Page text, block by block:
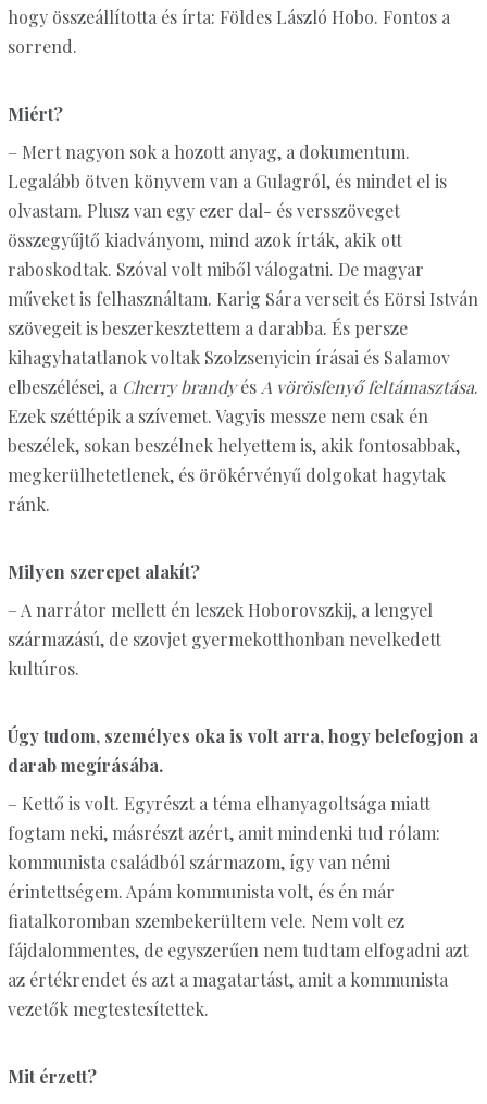
hogy összeállította és írta: Földes László Hobo. Fontos a
sorrend.
Miért?
– Mert nagyon sok a hozott anyag, a dokumentum.
Legalább ötven könyvem van a Gulagról, és mindet el is
olvastam. Plusz van egy ezer dal- és versszöveget
összegyűjtő kiadványom, mind azok írták, akik ott
raboskodtak. Szóval volt miből válogatni. De magyar
műveket is felhasználtam. Karig Sára verseit és Eörsi István
szövegeit is beszerkesztettem a darabba. És persze
kihagyhatatlanok voltak Szolzsenyicin írásai és Salamov
elbeszélései, a Cherry brandyés A vörösfenyő feltámasztása.
Ezek széttépik a szívemet. Vagyis messze nem csak én
beszélek, sokan beszélnek helyettem is, akik fontosabbak,
megkerülhetetlenek, és örökérvényű dolgokat hagytak
ránk.
Milyen szerepet alakít?
– A narrátor mellett én leszek Hoborovszkij, a lengyel
származású, de szovjet gyermekotthonban nevelkedett
kultúros.
Úgy tudom, személyes oka is volt arra, hogy belefogjon a
darab megírásába.
– Kettő is volt. Egyrészt a téma elhanyagoltsága miatt
fogtam neki, másrészt azért, amit mindenki tud rólam:
kommunista családból származom, így van némi
érintettségem. Apám kommunista volt, és én már
fiatalkoromban szembekerültem vele. Nem volt ez
fájdalommentes, de egyszerűen nem tudtam elfogadni azt
az értékrendet és azt a magatartást, amit a kommunista
vezetők megtestesítettek.
Mit érzett?